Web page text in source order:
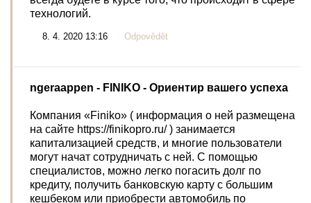
технологий.
8. 4. 2020 13:16 Odpovědět
ngeraappen - FINIKO - Ориентир вашего успеха
Компания «Finiko» ( информация о ней размещена
на сайте https://finikopro.ru/ ) занимается
капитализацией средств, и многие пользователи
могут начат сотрудничать с ней. С помощью
специалистов, можно легко погасить долг по
кредиту, получить банковскую карту с большим
кешбеком или приобрести автомобиль по